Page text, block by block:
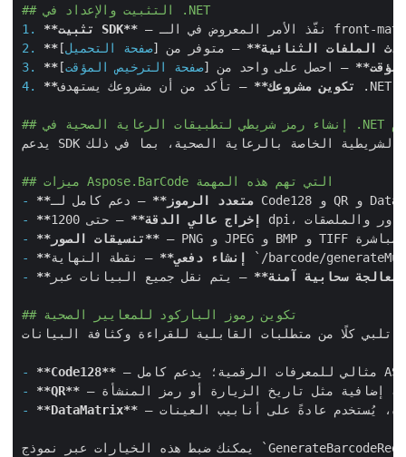
## التثبيت والإعداد في .NET
1.
**تثبيت SDK**
2.
الملفات الثنائية** – متوفر من [
صفحة التحميل
3.
– احصل على واحد من [
صفحة الترخيص المؤقت
4.
**تكوين مشروعك**
يدعم SDK مجموعة واسعة من معايير الرموز الشريطية الخاصة بالرعاية الصحية، بما في ذلك GS1‑128 وDataMatrix وQR التي يمكنها تضمين بيانات HL7. من خلال الاستفادة من الخدمة السحابية، تتجنب عبء إدارة خطوط الرموز الشريطية الأصلية ويمكنك توسيع عملية الإنشاء لتوليد آلاف السجلات في الدقيقة.
## ميزات Aspose.BarCode التي تهم هذه المهمة
-
**متعدد الرموز**
-
**إخراج عالي الدقة**
-
**تنسيقات الصور**
-
**إنشاء دفعي** – نقطة النهاية `/barcode/
-
سحابية آمنة** – يتم نقل جميع البيانات عبر HTTPS ولا تُخزن على الخادم إلا إذا قمت بتمكين التخزين الدائم.
## تكوين رموز الباركود للمعايير الصحية
كلًا من متطلبات القابلية للقراءة وكثافة البيانات.
- **Code128**
- **QR**
- **DataMatrix** – مفضل للملصقات الصغيرة حيث تكون المساحة محدودة، يُستخدم عادةً على أنابيب العينات.
يمكنك ضبط هذه الخيارات عبر نموذج